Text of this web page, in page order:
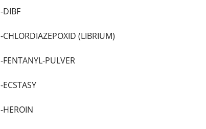
-DIBF
-CHLORDIAZEPOXID (LIBRIUM)
-FENTANYL-PULVER
-ECSTASY
-HEROIN